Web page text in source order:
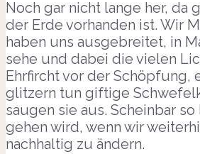
Noch gar nicht lange her, da
der Erde vorhanden ist. Wir
haben uns ausgebreitet, in
sehe und dabei die vielen
Ehrfircht vor der Schöpfung,
glitzern tun giftige
saugen sie aus. Scheinbar
gehen wird, wenn wir
nachhaltig zu ändern.